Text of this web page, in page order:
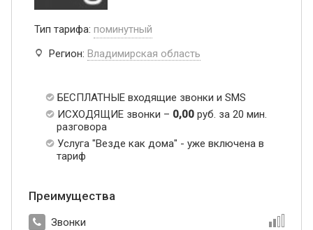
Тип тарифа: поминутный
Регион: Владимирская область
БЕСПЛАТНЫЕ входящие звонки и SMS
ИСХОДЯЩИЕ звонки – 0,00 руб. за 20 мин.
разговора
Услуга "Везде как дома" - уже включена в
тариф
Преимущества
Звонки